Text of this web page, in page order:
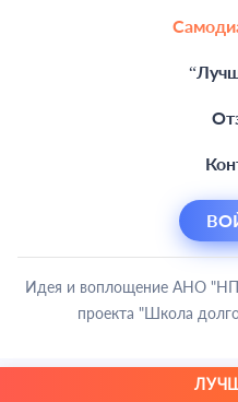
Идея и воплощение АНО
проекта "Школа
© 2000 – 2026